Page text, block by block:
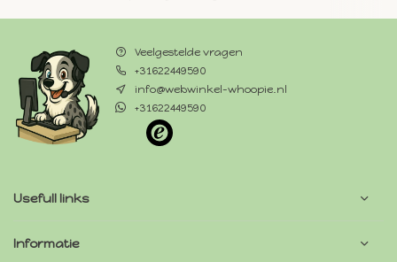
Veelgestelde vragen
+31622449590
info@webwinkel-whoopie.nl
+31622449590
Usefull links
Informatie